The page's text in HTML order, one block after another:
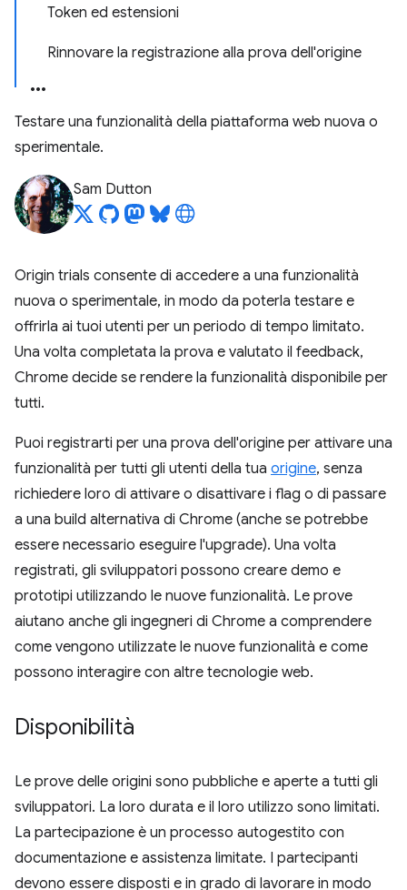
Token ed estensioni
Rinnovare la registrazione alla prova dell'origine
Testare una funzionalità della piattaforma web nuova o
sperimentale.
Sam Dutton
Origin trials consente di accedere a una funzionalità
nuova o sperimentale, in modo da poterla testare e
offrirla ai tuoi utenti per un periodo di tempo limitato.
Una volta completata la prova e valutato il feedback,
Chrome decide se rendere la funzionalità disponibile per
tutti.
Puoi registrarti per una prova dell'origine per attivare una
funzionalità per tutti gli utenti della tua origine, senza
richiedere loro di attivare o disattivare i flag o di passare
a una build alternativa di Chrome (anche se potrebbe
essere necessario eseguire l'upgrade). Una volta
registrati, gli sviluppatori possono creare demo e
prototipi utilizzando le nuove funzionalità. Le prove
aiutano anche gli ingegneri di Chrome a comprendere
come vengono utilizzate le nuove funzionalità e come
possono interagire con altre tecnologie web.
Disponibilità
Le prove delle origini sono pubbliche e aperte a tutti gli
sviluppatori. La loro durata e il loro utilizzo sono limitati.
La partecipazione è un processo autogestito con
documentazione e assistenza limitate. I partecipanti
devono essere disposti e in grado di lavorare in modo